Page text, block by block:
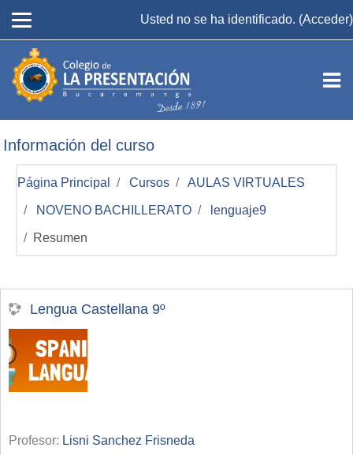
Usted no se ha identificado. (Acceder)
Información del curso
Página Principal Cursos AULAS VIRTUALES
NOVENO BACHILLERATO lenguaje9
Resumen
Lengua Castellana 9º
Profesor: Lisni Sanchez Frisneda